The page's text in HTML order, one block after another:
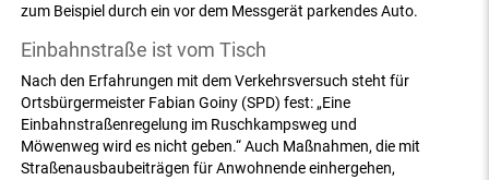
zum Beispiel durch ein vor dem Messgerät parkendes Auto.
Einbahnstraße ist vom Tisch
Nach den Erfahrungen mit dem Verkehrsversuch steht für
Ortsbürgermeister Fabian Goiny (SPD) fest: „Eine
Einbahnstraßenregelung im Ruschkampsweg und
Möwenweg wird es nicht geben.“ Auch Maßnahmen, die mit
Straßenausbaubeiträgen für Anwohnende einhergehen,